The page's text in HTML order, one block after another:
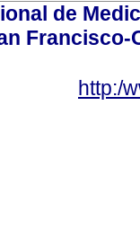
de
Francisco-
http:/